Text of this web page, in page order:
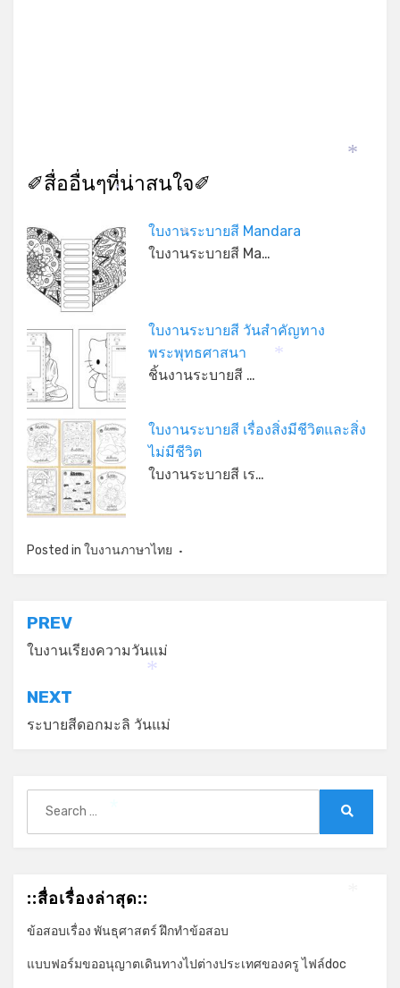
✐สื่ออื่นๆที่น่าสนใจ✐
ใบงานระบายสี Mandara
ใบงานระบายสี Ma…
ใบงานระบายสี วันสำคัญทาง
พระพุทธศาสนา
ชิ้นงานระบายสี …
ใบงานระบายสี เรื่องสิ่งมีชีวิตและสิ่ง
ไม่มีชีวิต
ใบงานระบายสี เร…
Posted in ใบงานภาษาไทย
แนะแนว
เรื่อง
PREV
ใบงานเรียงความวันแม่
NEXT
ระบายสีดอกมะลิ วันแม่
for:
::สื่อเรื่องล่าสุด::
ข้อสอบเรื่อง พันธุศาสตร์ ฝึกทำข้อสอบ
แบบฟอร์มขออนุญาตเดินทางไปต่างประเทศของครู ไฟล์doc
*